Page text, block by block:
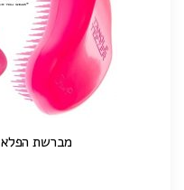
מברשת הפלא TANGLE TEEZER